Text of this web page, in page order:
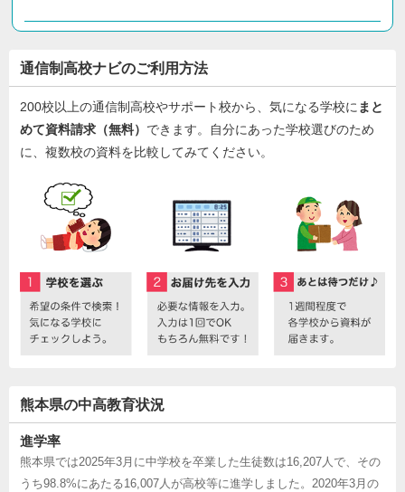
通信制高校ナビのご利用方法
200校以上の通信制高校やサポート校から、気になる学校に まと
めて資料請求（無料） できます。自分にあった学校選びのため
に、複数校の資料を比較してみてください。
熊本県の中高教育状況
進学率
熊本県では2025年3月に中学校を卒業した生徒数は16,207人で、その
うち98.8%にあたる16,007人が高校等に進学しました。2020年3月の